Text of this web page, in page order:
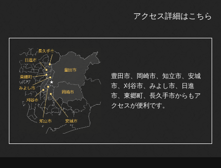
アクセス詳細はこちら
豊田市、岡崎市、知立市、安城
市、刈谷市、みよし市、日進
市、東郷町、長久手市からもア
クセスが便利です。